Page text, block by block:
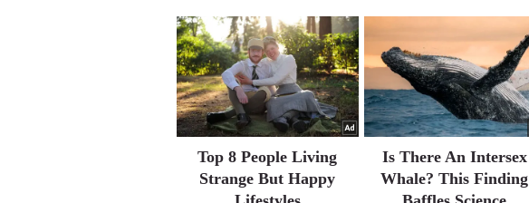
Top 8 People Living
Strange But Happy
Is There An Intersex
Whale? This Finding